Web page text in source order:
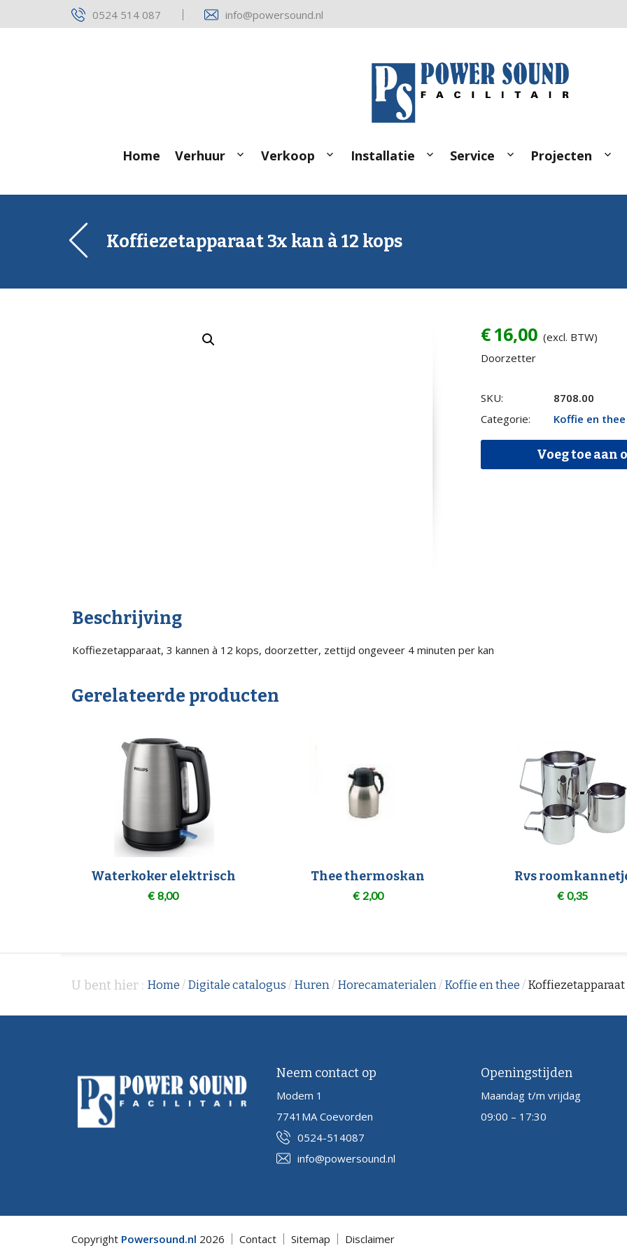
to
0524 514 087 info@powersound.nl
Home Verhuur Verkoop Installatie Service Projecten
Koffiezetapparaat 3x kan à 12 kops
€16,00 (excl. BTW)
Doorzetter
Koffiezetapparaat
3x
kan
SKU:
8708.00
Categorie:
Koffie en thee
Voeg toe aan
Beschrijving
Koffiezetapparaat, 3 kannen à 12 kops, doorzetter, zettijd ongeveer 4 minuten per kan
Gerelateerde producten
Waterkoker elektrisch
€ 8,00
Thee thermoskan
€ 2,00
Rvs
€ 0,35
U bent hier : Home / Digitale catalogus / Huren/ Horecamaterialen/ Koffie en thee / Koffiezetapparaat
Neem contact op
Modem 1
7741MA Coevorden
0524-514087
info@powersound.nl
Openingstijden
Maandag t/m vrijdag
09:00 – 17:30
Copyright Powersound.nl 2026 Contact Sitemap Disclaimer